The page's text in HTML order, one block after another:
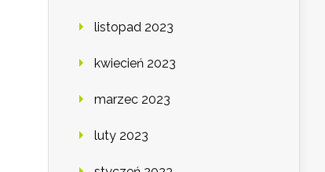
listopad 2023
kwiecień 2023
marzec 2023
luty 2023